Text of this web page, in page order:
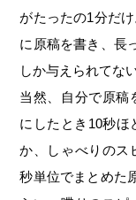
がたったの1分だ
に原稿を書き、長
しか与えられてない
当然、自分で原稿
にしたとき10秒ほ
か、しゃべりのス
秒単位でまとめた